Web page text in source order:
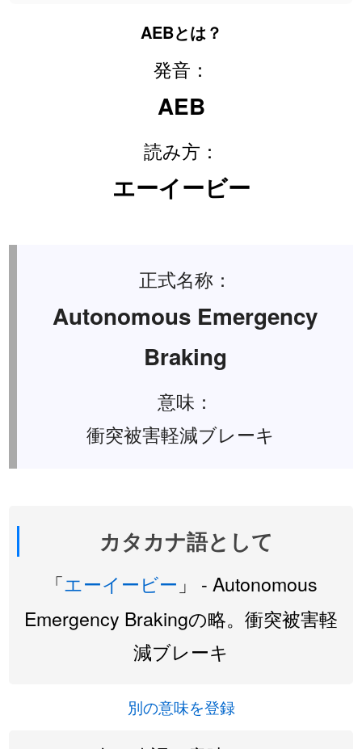
AEBとは？
発音：
AEB
読み方：
エーイービー
正式名称：
Autonomous Emergency
Braking
意味：
衝突被害軽減ブレーキ
カタカナ語として
「エーイービー 」 - Autonomous
Emergency Brakingの略。衝突被害軽
減ブレーキ
別の意味を登録